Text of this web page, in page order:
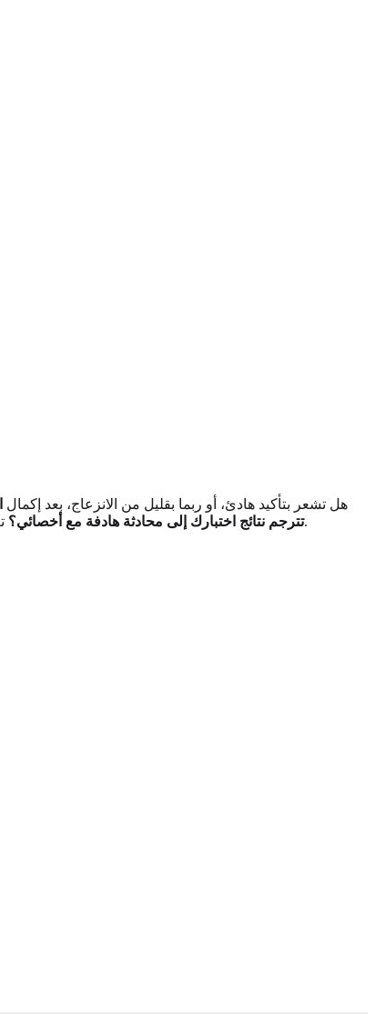
هل تشعر بتأكيد هادئ، أو ربما بقليل من الانزعاج، بعد إكمال
تترجم نتائج اختبارك إلى محادثة هادفة مع أخصائي؟تم تصميم هذا الدليل لتمكينك، ويوفر لك خارطة طريق واضحة لمناقشة تجربتك مع الطبيب وتحويل رؤيتك القيمة إلى خطة ملموسة لاستعادة الفرح.